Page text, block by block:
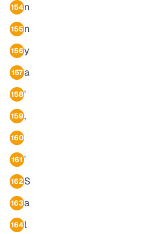
154n
155n
156y
157a
158'
159,
160
161'
162S
163a
164l